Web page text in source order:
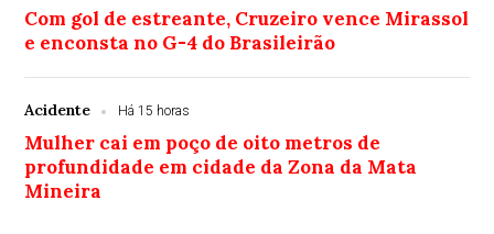
Com gol de estreante, Cruzeiro vence Mirassol
e enconsta no G-4 do Brasileirão
Acidente Há 15 horas
Mulher cai em poço de oito metros de
profundidade em cidade da Zona da Mata
Mineira